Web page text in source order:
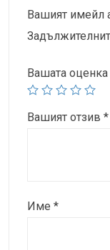
Вашият имейл
Вашата оценка
Вашият отзив *
Име *